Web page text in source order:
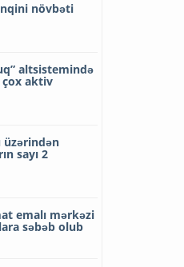
növbəti
altsistemində
çox aktiv
üzərindən
sayı 2
emalı mərkəzi
səbəb olub